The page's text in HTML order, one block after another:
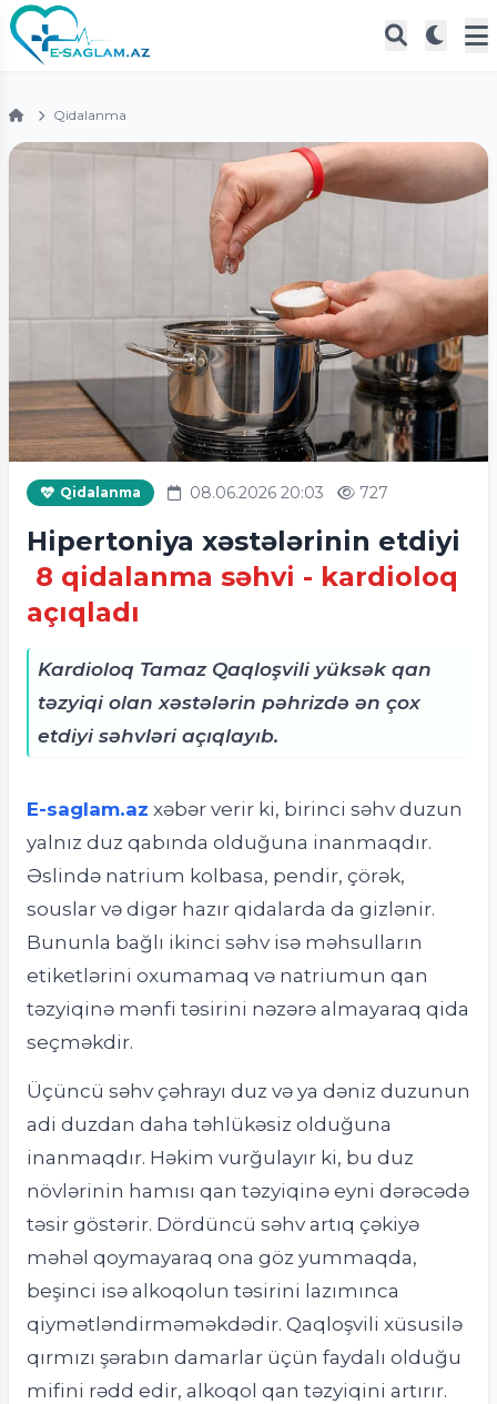
Qidalanma
Qidalanma 08.06.2026 20:03 727
Hipertoniya xəstələrinin etdiyi
8 qidalanma səhvi - kardioloq
açıqladı
Kardioloq Tamaz Qaqloşvili yüksək qan
təzyiqi olan xəstələrin pəhrizdə ən çox
etdiyi səhvləri açıqlayıb.
E-saglam.az xəbər verir ki, birinci səhv duzun
yalnız duz qabında olduğuna inanmaqdır.
Əslində natrium kolbasa, pendir, çörək,
souslar və digər hazır qidalarda da gizlənir.
Bununla bağlı ikinci səhv isə məhsulların
etiketlərini oxumamaq və natriumun qan
təzyiqinə mənfi təsirini nəzərə almayaraq qida
seçməkdir.
Üçüncü səhv çəhrayı duz və ya dəniz duzunun
adi duzdan daha təhlükəsiz olduğuna
inanmaqdır. Həkim vurğulayır ki, bu duz
növlərinin hamısı qan təzyiqinə eyni dərəcədə
təsir göstərir. Dördüncü səhv artıq çəkiyə
məhəl qoymayaraq ona göz yummaqda,
beşinci isə alkoqolun təsirini lazımınca
qiymətləndirməməkdədir. Qaqloşvili xüsusilə
qırmızı şərabın damarlar üçün faydalı olduğu
mifini rədd edir, alkoqol qan təzyiqini artırır.